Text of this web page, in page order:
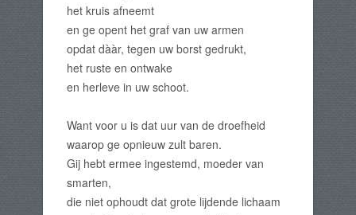
het kruis afneemt
en ge opent het graf van uw armen
opdat dààr, tegen uw borst gedrukt,
het ruste en ontwake
en herleve in uw schoot.
Want voor u is dat uur van de droefheid
waarop ge opnieuw zult baren.
Gij hebt ermee ingestemd, moeder van
smarten,
die niet ophoudt dat grote lijdende lichaam